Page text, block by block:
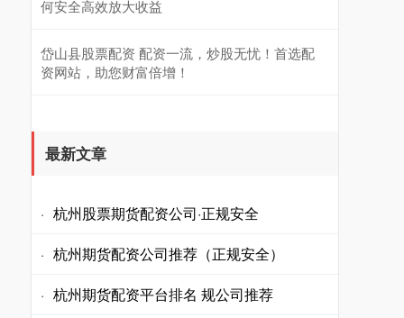
何安全高效放大收益
岱山县股票配资 配资一流，炒股无忧！首选配
资网站，助您财富倍增！
最新文章
· 杭州股票期货配资公司·正规安全
· 杭州期货配资公司推荐（正规安全）
· 杭州期货配资平台排名 规公司推荐